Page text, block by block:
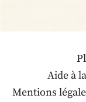
Aide à
Mentions